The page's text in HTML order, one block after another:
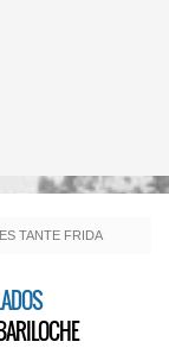
TANTE FRIDA